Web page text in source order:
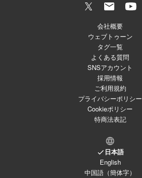
会社概要
ウェブトゥーン
タグ一覧
よくある質問
SNSアカウント
採用情報
ご利用規約
プライバシーポリシー
Cookieポリシー
特商法表記
日本語
English
中国語（簡体字）